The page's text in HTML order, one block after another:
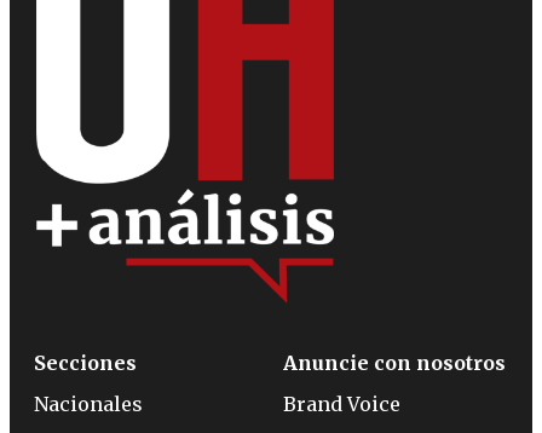
Secciones
Nacionales
Anuncie con nosotros
Brand Voice